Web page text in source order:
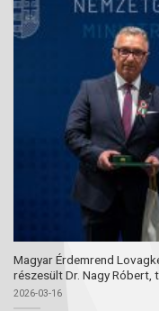
Magyar Érdemrend
részesült Dr. Nagy
2026-03-16